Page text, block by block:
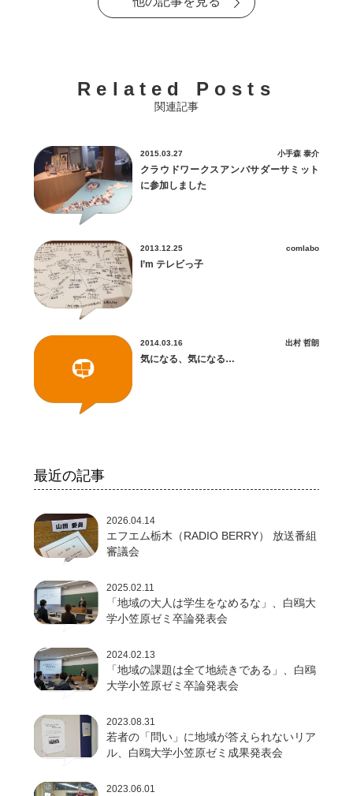
Related Posts
関連記事
2015.03.27
クラウドワークスアンバサダーサミット
に参加しました
小手森 泰介
2013.12.25
I’m テレビっ子
comlabo
2014.03.16
気になる、気になる…
出村 哲朗
最近の記事
2026.04.14
エフエム栃木（RADIO BERRY） 放送番組
審議会
2025.02.11
「地域の大人は学生をなめるな」、白鴎大
学小笠原ゼミ卒論発表会
2024.02.13
「地域の課題は全て地続きである」、白鴎
大学小笠原ゼミ卒論発表会
2023.08.31
若者の「問い」に地域が答えられないリア
ル、白鴎大学小笠原ゼミ成果発表会
2023.06.01